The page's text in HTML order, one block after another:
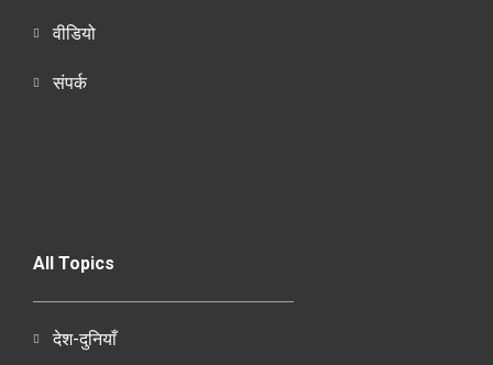
वीडियो
संपर्क
All Topics
देश-दुनियाँ